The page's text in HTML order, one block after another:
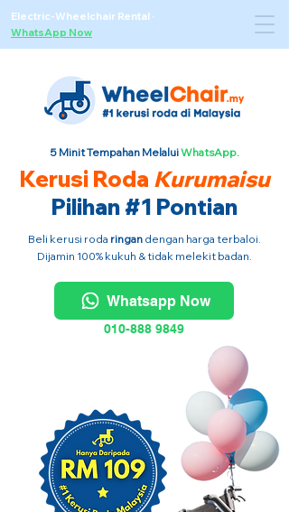
Electric-Wheelchair Rental ·
WhatsApp Now
5 Minit Tempahan MelaluiWhatsApp.
Kerusi Roda Kurumaisu
Pilihan #1 Pontian
Beli kerusi roda ringan dengan harga terbaloi.
Dijamin 100% kukuh & tidak melekit badan.
Whatsapp Now
010-888 9849